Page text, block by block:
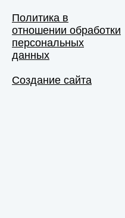
Политика в
отношении обработки
персональных
данных
Создание сайта